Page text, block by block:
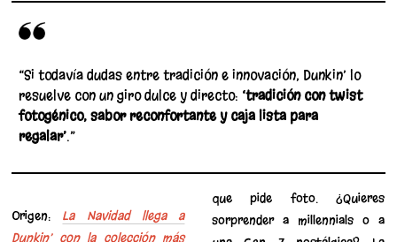
“Si todavía dudas entre tradición e innovación, Dunkin’ lo
resuelve con un giro dulce y directo: ‘tradición con twist
fotogénico, sabor reconfortante y caja lista para
regalar’.”
Origen: La Navidad llega a
Dunkin’ con la colección más
que pide foto. ¿Quieres
sorprender a millennials o a